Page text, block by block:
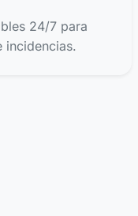
24/7 para
incidencias.